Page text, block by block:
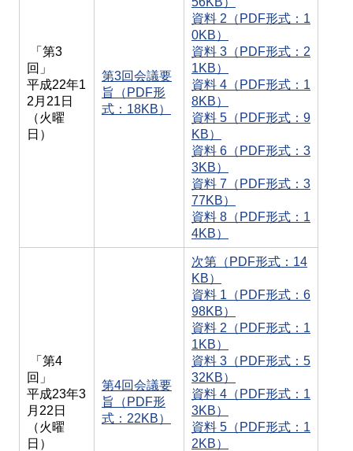
「第3
回」
平成22年1
2月21日
（火曜
日）
第3回会議要
旨（PDF形
式：18KB）
資料 2（PDF形式：1
0KB）
資料 3（PDF形式：2
1KB）
資料 4（PDF形式：1
8KB）
資料 5（PDF形式：9
KB）
資料 6（PDF形式：3
3KB）
資料 7（PDF形式：3
77KB）
資料 8（PDF形式：1
4KB）
「第4
回」
平成23年3
月22日
（火曜
日）
第4回会議要
旨（PDF形
式：22KB）
次第（PDF形式：14
KB）
資料 1（PDF形式：6
98KB）
資料 2（PDF形式：1
1KB）
資料 3（PDF形式：5
32KB）
資料 4（PDF形式：1
3KB）
資料 5（PDF形式：1
2KB）